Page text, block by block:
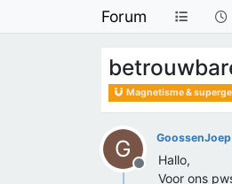
Forum
Magnetisme &
G
Offline
GoossenJoep
Hallo,
Voor ons